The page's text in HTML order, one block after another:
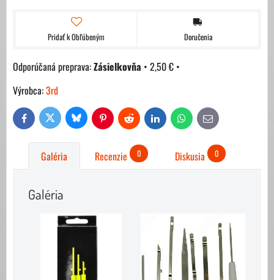
Pridať k Obľúbeným Doručenia
Zásielkovňa • 2,50 € •
Výrobca:3rd
FacebookTwitter Bluesky PinterestReddit LinkedIn WhatsAppE-
mail
Galéria Recenzie 0 Diskusia 0
Galéria